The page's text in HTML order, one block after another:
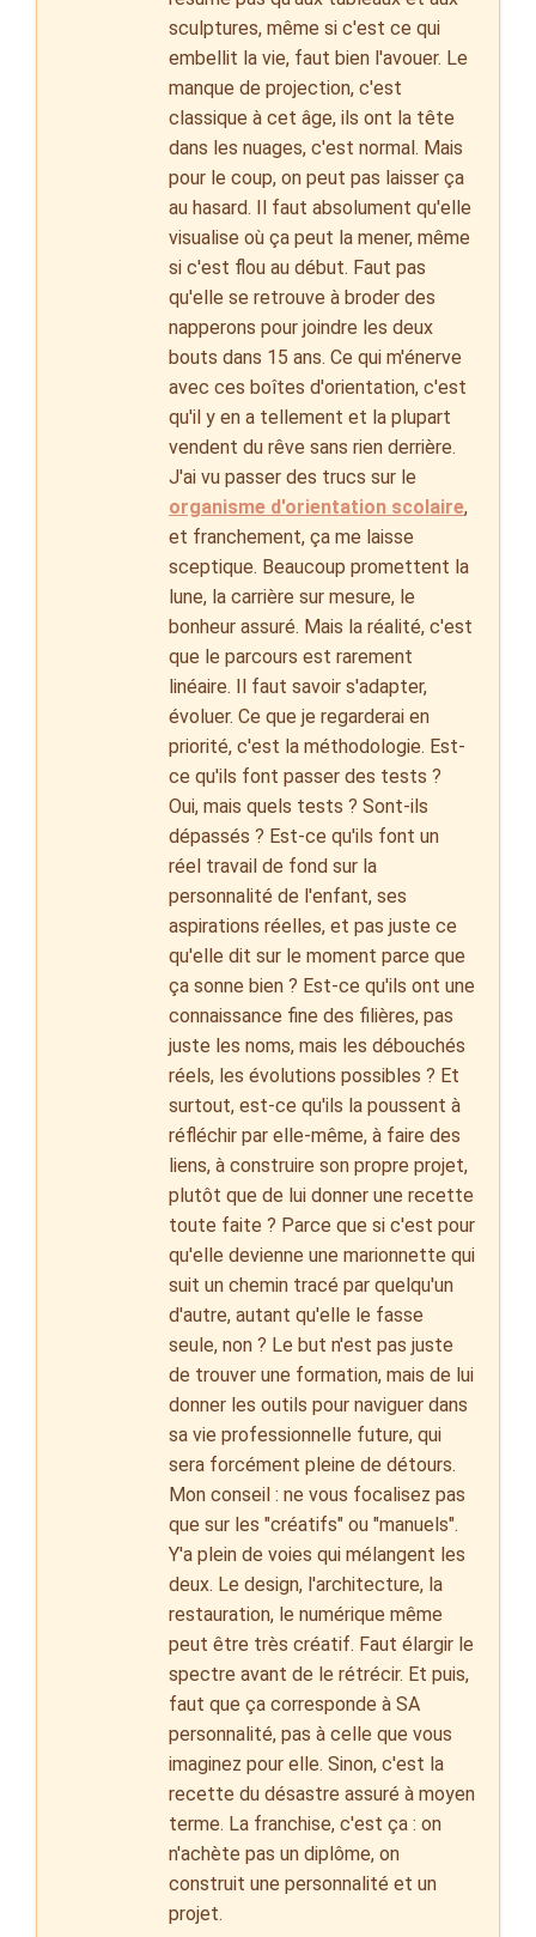
sculptures, même si c'est ce qui
embellit la vie, faut bien l'avouer. Le
manque de projection, c'est
classique à cet âge, ils ont la tête
dans les nuages, c'est normal. Mais
pour le coup, on peut pas laisser ça
au hasard. Il faut absolument qu'elle
visualise où ça peut la mener, même
si c'est flou au début. Faut pas
qu'elle se retrouve à broder des
napperons pour joindre les deux
bouts dans 15 ans. Ce qui m'énerve
avec ces boîtes d'orientation, c'est
qu'il y en a tellement et la plupart
vendent du rêve sans rien derrière.
J'ai vu passer des trucs sur le
organisme d'orientation scolaire,
et franchement, ça me laisse
sceptique. Beaucoup promettent la
lune, la carrière sur mesure, le
bonheur assuré. Mais la réalité, c'est
que le parcours est rarement
linéaire. Il faut savoir s'adapter,
évoluer. Ce que je regarderai en
priorité, c'est la méthodologie. Est-
ce qu'ils font passer des tests ?
Oui, mais quels tests ? Sont-ils
dépassés ? Est-ce qu'ils font un
réel travail de fond sur la
personnalité de l'enfant, ses
aspirations réelles, et pas juste ce
qu'elle dit sur le moment parce que
ça sonne bien ? Est-ce qu'ils ont une
connaissance fine des filières, pas
juste les noms, mais les débouchés
réels, les évolutions possibles ? Et
surtout, est-ce qu'ils la poussent à
réfléchir par elle-même, à faire des
liens, à construire son propre projet,
plutôt que de lui donner une recette
toute faite ? Parce que si c'est pour
qu'elle devienne une marionnette qui
suit un chemin tracé par quelqu'un
d'autre, autant qu'elle le fasse
seule, non ? Le but n'est pas juste
de trouver une formation, mais de lui
donner les outils pour naviguer dans
sa vie professionnelle future, qui
sera forcément pleine de détours.
Mon conseil : ne vous focalisez pas
que sur les "créatifs" ou "manuels".
Y'a plein de voies qui mélangent les
deux. Le design, l'architecture, la
restauration, le numérique même
peut être très créatif. Faut élargir le
spectre avant de le rétrécir. Et puis,
faut que ça corresponde à SA
personnalité, pas à celle que vous
imaginez pour elle. Sinon, c'est la
recette du désastre assuré à moyen
terme. La franchise, c'est ça : on
n'achète pas un diplôme, on
construit une personnalité et un
projet.